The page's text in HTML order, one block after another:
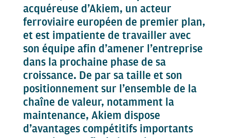
acquéreuse d’Akiem, un acteur
ferroviaire européen de premier plan,
et est impatiente de travailler avec
son équipe afin d’amener l’entreprise
dans la prochaine phase de sa
croissance. De par sa taille et son
positionnement sur l’ensemble de la
chaîne de valeur, notamment la
maintenance, Akiem dispose
d’avantages compétitifs importants